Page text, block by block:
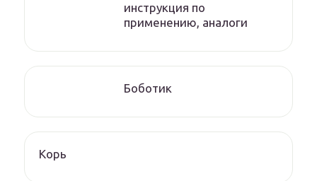
инструкция по
применению, аналоги
Боботик
Корь